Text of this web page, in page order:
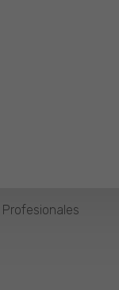
Profesionales